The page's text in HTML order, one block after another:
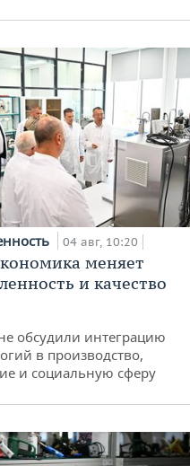
04 авг, 10:20
меняет
и качество
обсудили интеграцию
в производство,
и социальную сферу